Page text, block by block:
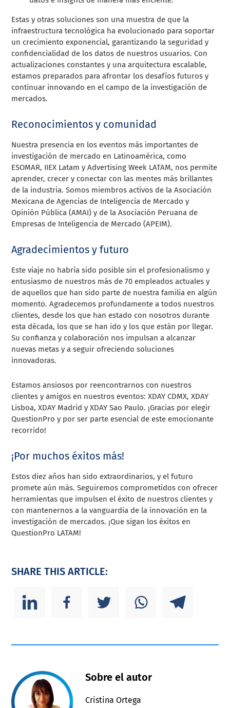
Estas y otras soluciones son una muestra de que la
infraestructura tecnológica ha evolucionado para soportar
un crecimiento exponencial, garantizando la seguridad y
confidencialidad de los datos de nuestros usuarios. Con
actualizaciones constantes y una arquitectura escalable,
estamos preparados para afrontar los desafíos futuros y
continuar innovando en el campo de la investigación de
mercados.
Reconocimientos y comunidad
Nuestra presencia en los eventos más importantes de
investigación de mercado en Latinoamérica, como
ESOMAR, IIEX Latam y Advertising Week LATAM, nos permite
aprender, crecer y conectar con las mentes más brillantes
de la industria. Somos miembros activos de la Asociación
Mexicana de Agencias de Inteligencia de Mercado y
Opinión Pública (AMAI) y de la Asociación Peruana de
Empresas de Inteligencia de Mercado (APEIM).
Agradecimientos y futuro
Este viaje no habría sido posible sin el profesionalismo y
entusiasmo de nuestros más de 70 empleados actuales y
de aquellos que han sido parte de nuestra familia en algún
momento. Agradecemos profundamente a todos nuestros
clientes, desde los que han estado con nosotros durante
esta década, los que se han ido y los que están por llegar.
Su confianza y colaboración nos impulsan a alcanzar
nuevas metas y a seguir ofreciendo soluciones
innovadoras.
Estamos ansiosos por reencontrarnos con nuestros
clientes y amigos en nuestros eventos: XDAY CDMX, XDAY
Lisboa, XDAY Madrid y XDAY Sao Paulo. ¡Gracias por elegir
QuestionPro y por ser parte esencial de este emocionante
recorrido!
¡Por muchos éxitos más!
Estos diez años han sido extraordinarios, y el futuro
promete aún más. Seguiremos comprometidos con ofrecer
herramientas que impulsen el éxito de nuestros clientes y
con mantenernos a la vanguardia de la innovación en la
investigación de mercados. ¡Que sigan los éxitos en
QuestionPro LATAM!
SHARE THIS ARTICLE:
Sobre el autor
Cristina Ortega